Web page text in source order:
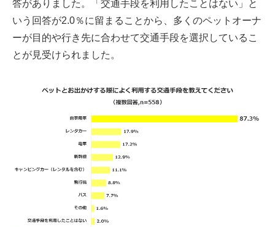
答がありました。「交通手段を利用したことはない」と
いう回答が2.0％に留まることから、多くのペットオーナ
ーが目的や行き先に合わせて交通手段を選択しているこ
とが見受けられました。